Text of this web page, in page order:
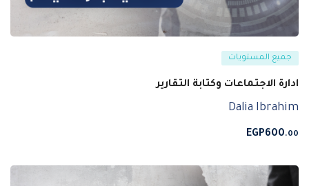
جميع المستويات
ادارة الاجتماعات وكتابة التقارير
Dalia Ibrahim
EGP600.00